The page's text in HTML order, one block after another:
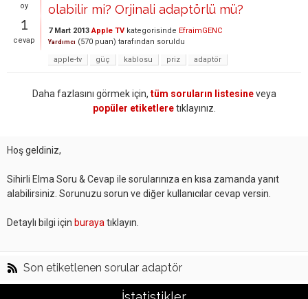
oy
1
cevap
olabilir mi? Orjinali adaptörlü mü?
7 Mart 2013 Apple TV kategorisinde EfraimGENC
Yardımcı (570 puan) tarafından soruldu
apple-tv
güç kablosu priz adaptör
Daha fazlasını görmek için, tüm soruların listesineveya
popüler etiketleretıklayınız.
Hoş geldiniz,
Sihirli Elma Soru & Cevap ile sorularınıza en kısa zamanda yanıt
alabilirsiniz. Sorunuzu sorun ve diğer kullanıcılar cevap versin.
Detaylı bilgi için buraya tıklayın.
Son etiketlenen sorular adaptör